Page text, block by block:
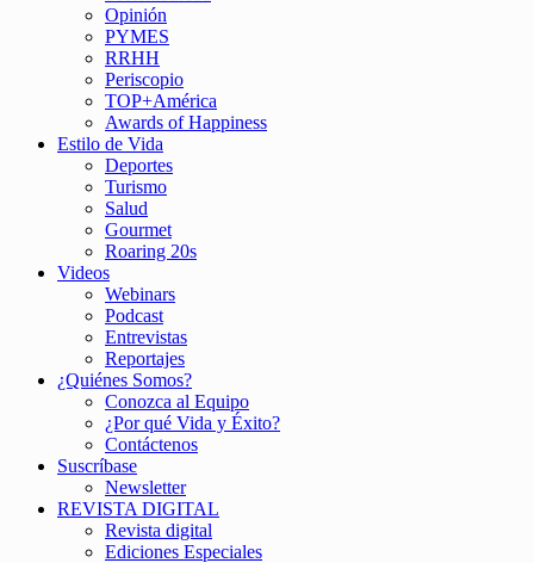
Opinión
PYMES
RRHH
Periscopio
TOP+América
Awards of Happiness
Estilo de Vida
Deportes
Turismo
Salud
Gourmet
Roaring 20s
Videos
Webinars
Podcast
Entrevistas
Reportajes
¿Quiénes Somos?
Conozca al Equipo
¿Por qué Vida y Éxito?
Contáctenos
Suscríbase
Newsletter
REVISTA DIGITAL
Revista digital
Ediciones Especiales